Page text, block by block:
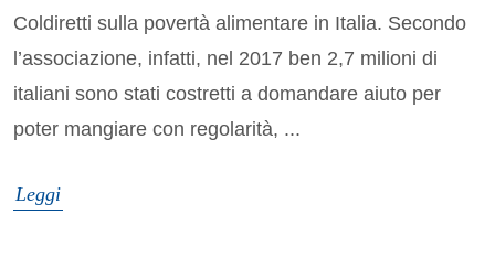
Coldiretti sulla povertà alimentare in Italia. Secondo
l’associazione, infatti, nel 2017 ben 2,7 milioni di
italiani sono stati costretti a domandare aiuto per
poter mangiare con regolarità, ...
Leggi